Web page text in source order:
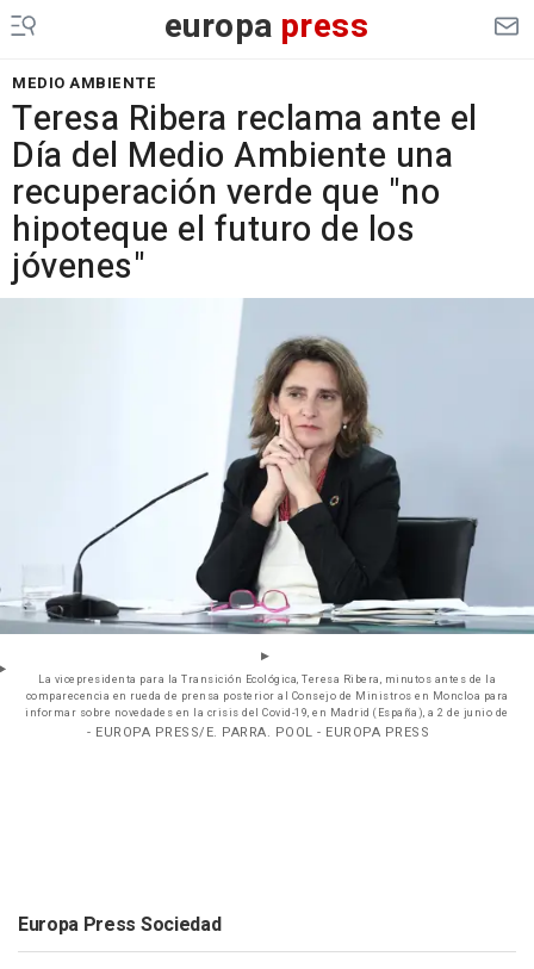
europa press
MEDIO AMBIENTE
Teresa Ribera reclama ante el
Día del Medio Ambiente una
recuperación verde que "no
hipoteque el futuro de los
jóvenes"
La vicepresidenta para la Transición Ecológica, Teresa Ribera, minutos antes de la
comparecencia en rueda de prensa posterior al Consejo de Ministros en Moncloa para
informar sobre novedades en la crisis del Covid-19, en Madrid (España), a 2 de junio de
- EUROPA PRESS/E. PARRA. POOL - EUROPA PRESS
Europa Press Sociedad